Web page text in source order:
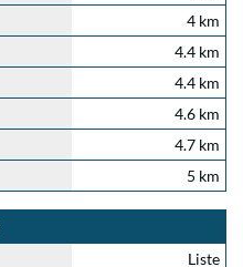
4 km
4.4 km
4.4 km
4.6 km
4.7 km
5 km
Liste